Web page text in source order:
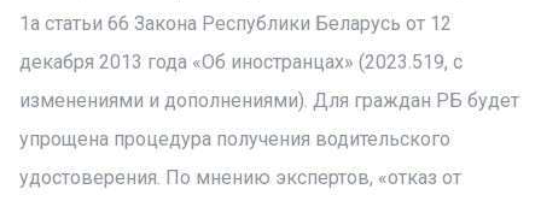
1а статьи 66 Закона Республики Беларусь от 12
декабря 2013 года «Об иностранцах» (2023.519, с
изменениями и дополнениями). Для граждан РБ будет
упрощена процедура получения водительского
удостоверения. По мнению экспертов, «отказ от